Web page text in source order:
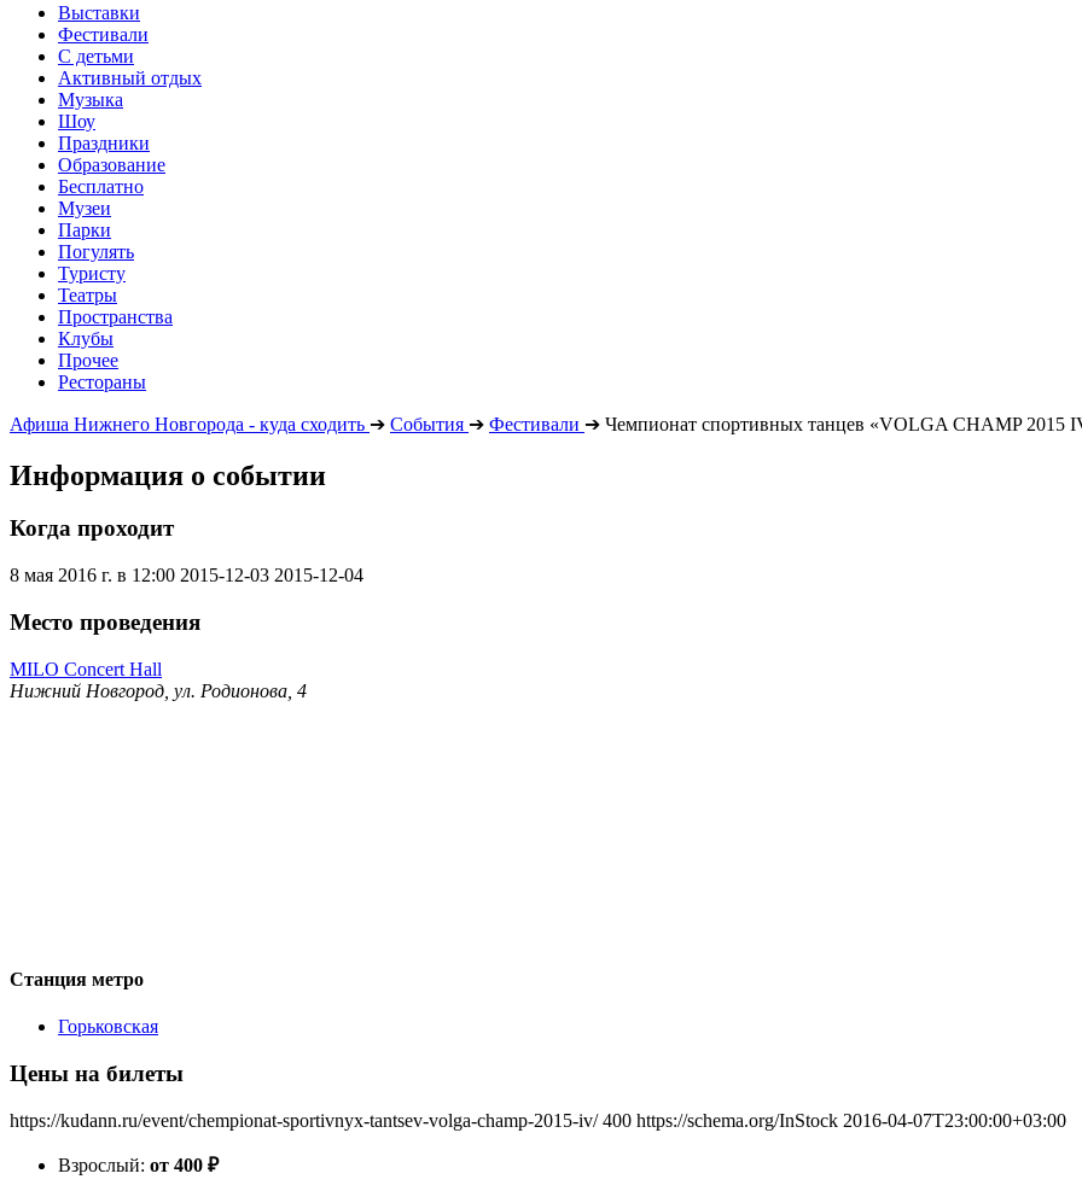
Выставки
Фестивали
С детьми
Активный отдых
Музыка
Шоу
Праздники
Образование
Бесплатно
Музеи
Парки
Погулять
Туристу
Театры
Пространства
Клубы
Прочее
Рестораны
Афиша Нижнего Новгорода - куда сходить ➔ События ➔ Фестивали ➔ Чемпионат спортивных танцев «VOLGA CHAMP 2015
Информация о событии
Когда проходит
8 мая 2016 г. в 12:00 2015-12-03 2015-12-04
Место проведения
MILO Concert Hall
Нижний Новгород, ул. Родионова, 4
Станция метро
Горьковская
Цены на билеты
https://kudann.ru/event/chempionat-sportivnyx-tantsev-volga-champ-2015-iv/ 400 https://schema.org/InStock 2016-04-07T23:00:00+03:00
Взрослый: от 400 ₽